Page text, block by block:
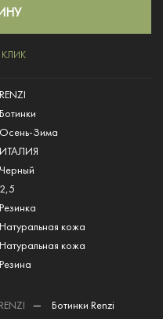
КЛИК
RENZI
Ботинки
Осень-Зима
ИТАЛИЯ
Черный
2,5
Резинка
Натуральная кожа
Натуральная кожа
Резина
RENZI — Ботинки Renzi